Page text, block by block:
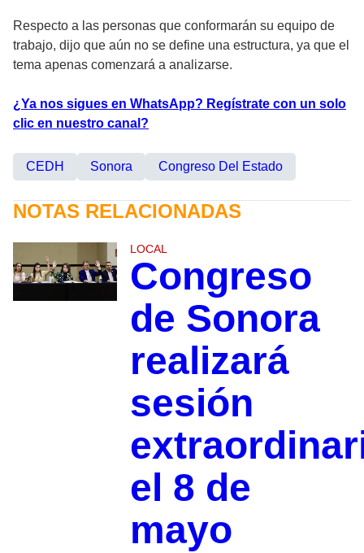
Respecto a las personas que conformarán su equipo de
trabajo, dijo que aún no se define una estructura, ya que el
tema apenas comenzará a analizarse.
¿Ya nos sigues en WhatsApp? Regístrate con un solo
clic en nuestro canal?
CEDH Sonora Congreso Del Estado
NOTAS RELACIONADAS
LOCAL
Congreso
de Sonora
realizará
sesión
el 8 de
mayo